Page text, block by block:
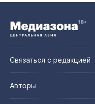
Связаться с редакцией
Авторы